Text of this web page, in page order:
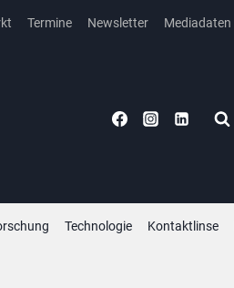
Termine Newsletter Mediadaten
Technologie Kontaktlinse